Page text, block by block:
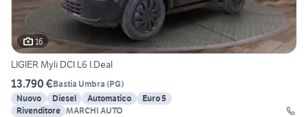
16
LIGIER Myli DCI L6 I.Deal
13.790 €Bastia Umbra (PG)
Nuovo
Diesel Automatico
Euro 5
Rivenditore MARCHI AUTO